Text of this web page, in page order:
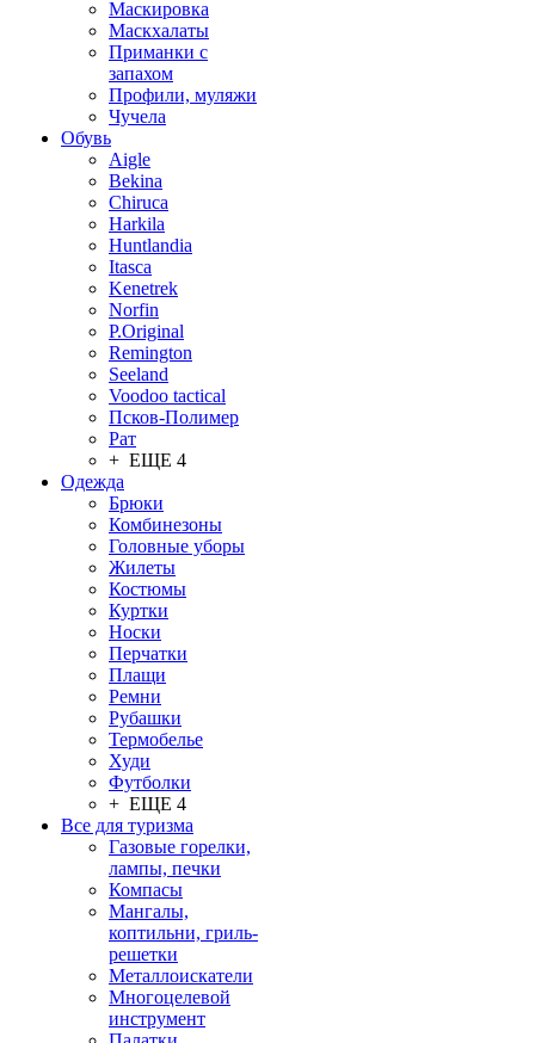
Маскировка
Маскхалаты
Приманки с
запахом
Профили, муляжи
Чучела
Обувь
Aigle
Bekina
Chiruсa
Harkila
Huntlandia
Itasca
Kenetrek
Norfin
P.Original
Remington
Seeland
Voodoo tactical
Псков-Полимер
Рат
+ ЕЩЕ 4
Одежда
Брюки
Комбинезоны
Головные уборы
Жилеты
Костюмы
Куртки
Носки
Перчатки
Плащи
Ремни
Рубашки
Термобелье
Худи
Футболки
+ ЕЩЕ 4
Все для туризма
Газовые горелки,
лампы, печки
Компасы
Мангалы,
коптильни, гриль-
решетки
Металлоискатели
Многоцелевой
инструмент